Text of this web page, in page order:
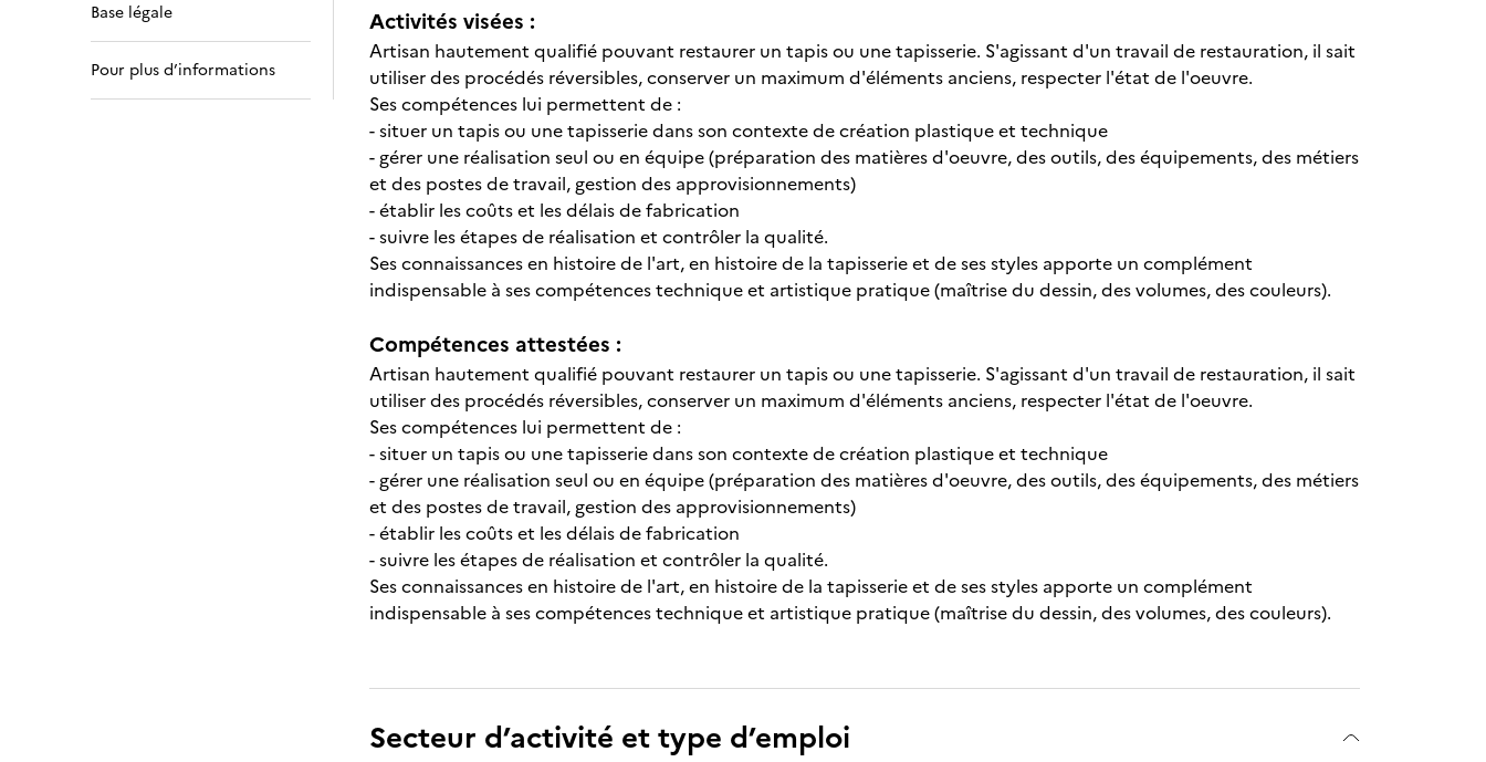
Base légale
Pour plus d’informations
Activités visées :
Artisan hautement qualifié pouvant restaurer un tapis ou une tapisserie. S'agissant d'un travail de restauration, il sait
utiliser des procédés réversibles, conserver un maximum d'éléments anciens, respecter l'état de l'oeuvre.
Ses compétences lui permettent de :
- situer un tapis ou une tapisserie dans son contexte de création plastique et technique
- gérer une réalisation seul ou en équipe (préparation des matières d'oeuvre, des outils, des équipements, des métiers
et des postes de travail, gestion des approvisionnements)
- établir les coûts et les délais de fabrication
- suivre les étapes de réalisation et contrôler la qualité.
Ses connaissances en histoire de l'art, en histoire de la tapisserie et de ses styles apporte un complément
indispensable à ses compétences technique et artistique pratique (maîtrise du dessin, des volumes, des couleurs).
Compétences attestées :
Artisan hautement qualifié pouvant restaurer un tapis ou une tapisserie. S'agissant d'un travail de restauration, il sait
utiliser des procédés réversibles, conserver un maximum d'éléments anciens, respecter l'état de l'oeuvre.
Ses compétences lui permettent de :
- situer un tapis ou une tapisserie dans son contexte de création plastique et technique
- gérer une réalisation seul ou en équipe (préparation des matières d'oeuvre, des outils, des équipements, des métiers
et des postes de travail, gestion des approvisionnements)
- établir les coûts et les délais de fabrication
- suivre les étapes de réalisation et contrôler la qualité.
Ses connaissances en histoire de l'art, en histoire de la tapisserie et de ses styles apporte un complément
indispensable à ses compétences technique et artistique pratique (maîtrise du dessin, des volumes, des couleurs).
Secteur d’activité et type d’emploi